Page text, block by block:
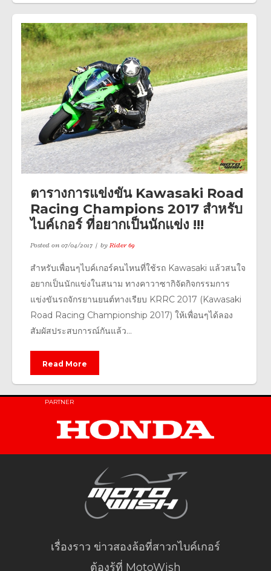
ตารางการแข่งขัน Kawasaki Road
Racing Champions 2017 สำหรับ
ไบค์เกอร์ ที่อยากเป็นนักแข่ง !!!
Posted on07/04/2017 byRider 69
สำหรับเพื่อนๆไบค์เกอร์คนไหนที่ใช้รถ Kawasaki แล้วสนใจ
อยากเป็นนักแข่งในสนาม ทางคาวาซากิจัดกิจกรรมการ
แข่งขันรถจักรยานยนต์ทางเรียบ KRRC 2017 (Kawasaki
Road Racing Championship 2017) ให้เพื่อนๆได้ลอง
สัมผัสประสบการณ์กันแล้ว...
Read More
PARTNER
เรื่องราว ข่าวสองล้อที่สาวกไบค์เกอร์
ต้องรู้ที่ MotoWish